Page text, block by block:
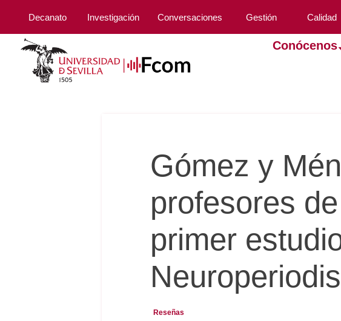
Decanato Investigación Conversaciones Gestión Calidad
Conócenos
Gómez y
profesores
primer
Reseñas